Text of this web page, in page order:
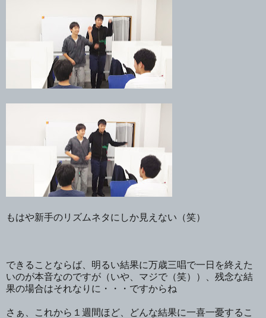
もはや新手のリズムネタにしか見えない（笑）
できることならば、明るい結果に万歳三唱で一日を終えた
いのが本音なのですが（いや、マジで（笑））、残念な結
果の場合はそれなりに・・・ですからね
さぁ、これから１週間ほど、どんな結果に一喜一憂するこ